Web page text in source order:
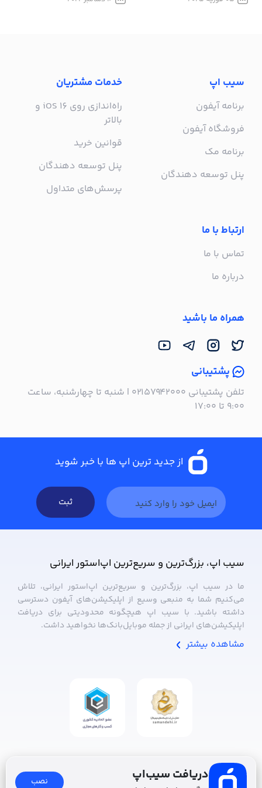
سیب اپ
برنامه آیفون
فروشگاه آیفون
برنامه مک
پنل توسعه دهندگان
خدمات مشتریان
راه‌اندازی روی iOS 16 و
بالاتر
قوانین خرید
پنل توسعه دهندگان
پرسش‌های متداول
ارتباط با ما
تماس با ما
درباره ما
همراه ما باشید
پشتیبانی
تلفن پشتیبانی ۰۲۱۵۷۹۴۲۰۰۰ | شنبه تا چهارشنبه، ساعت
۹:۰۰ تا ۱۷:۰۰
از جدید ترین اپ ها با خبر شوید
ثبت
سیب ‌اپ، بزرگ‌ترین و سریع‌ترین اپ‌استور ایرانی
ما در سیب ‌اپ، بزرگ‌ترین و سریع‌ترین اپ‌استور ایرانی، تلاش
می‌کنیم شما به منبعی وسیع از اپلیکیشن‌های آیفون دسترسی
داشته باشید. با سیب ‌اپ هیچگونه محدودیتی برای دریافت
اپلیکیشن‌های ایرانی از جمله موبایل‌بانک‌ها نخواهید داشت.
مشاهده بیشتر
دریافت سیب‌اپ نصب